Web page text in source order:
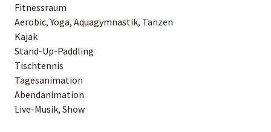
Fitnessraum
Aerobic, Yoga, Aquagymnastik, Tanzen
Kajak
Stand-Up-Paddling
Tischtennis
Tagesanimation
Abendanimation
Live-Musik, Show